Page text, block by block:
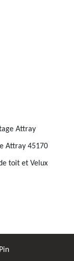
Attray
Attray 45170
toit et Velux